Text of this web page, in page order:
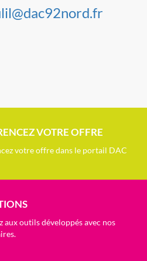
VOTRE OFFRE
votre offre dans le portail DAC
aux outils développés avec nos